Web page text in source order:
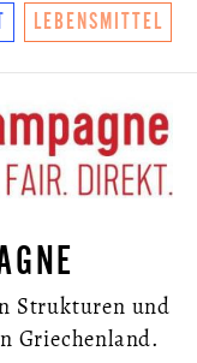
LEBENSMITTEL
Strukturen und
Griechenland.